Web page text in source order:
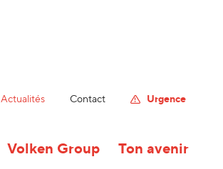
Actualités Contact Urgence
Volken Group Ton avenir